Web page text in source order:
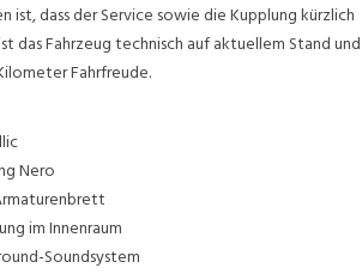
ist, dass der Service sowie die Kupplung kürzlich
das Fahrzeug technisch auf aktuellem Stand und
Fahrfreude.
Nero
im Innenraum
Soundsystem